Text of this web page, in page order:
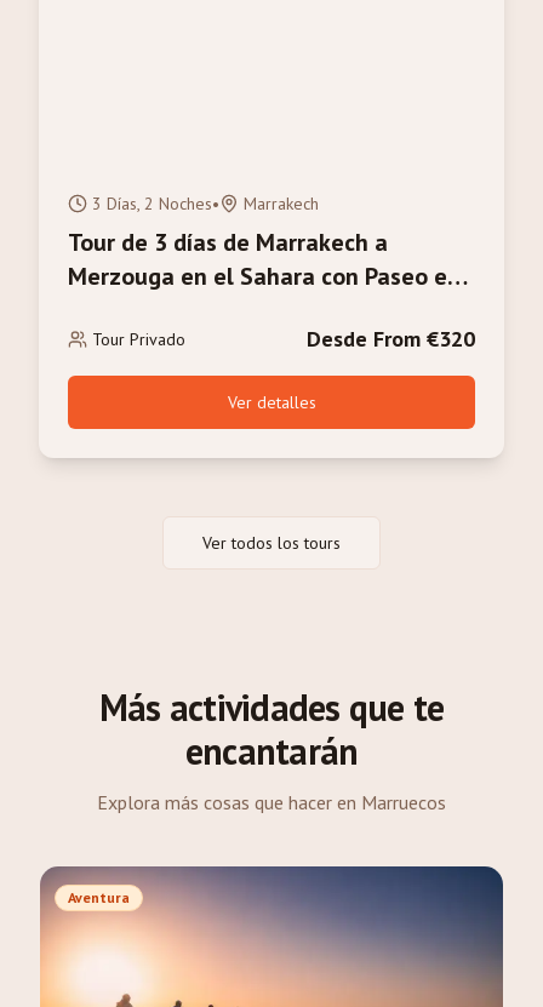
3 Días, 2 Noches• Marrakech
Tour de 3 días de Marrakech a
Merzouga en el Sahara con Paseo en
Tour Privado Desde From €320
Ver detalles
Ver todos los tours
Más actividades que te
encantarán
Explora más cosas que hacer en Marruecos
Aventura